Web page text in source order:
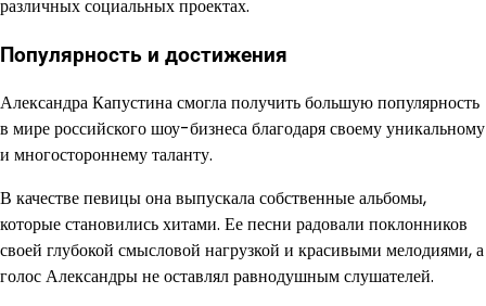
различных социальных проектах.
Популярность и достижения
Александра Капустина смогла получить большую популярность
в мире российского шоу-бизнеса благодаря своему уникальному
и многостороннему таланту.
В качестве певицы она выпускала собственные альбомы,
которые становились хитами. Ее песни радовали поклонников
своей глубокой смысловой нагрузкой и красивыми мелодиями, а
голос Александры не оставлял равнодушным слушателей.